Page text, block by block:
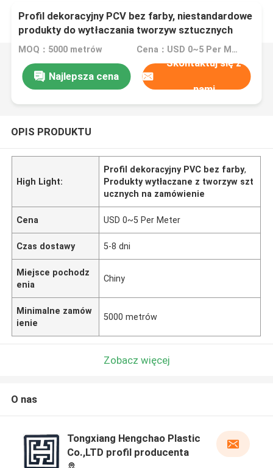
Profil dekoracyjny PCV bez farby, niestandardowe
produkty do wytłaczania tworzyw sztucznych
MOQ：5000 metrów Cena：USD 0~5 Per Meter
Najlepsza cena
Skontaktuj się z
nami
OPIS PRODUKTU
High Light:
Profil dekoracyjny PVC bez farby,
Produkty wytłaczane z tworzyw szt
ucznych na zamówienie
Cena USD 0~5 Per Meter
Czas dostawy 5-8 dni
Miejsce pochodz
enia
Chiny
Minimalne zamów
ienie
5000 metrów
Zobacz więcej
O nas
Tongxiang Hengchao Plastic
Co.,LTD profil producenta